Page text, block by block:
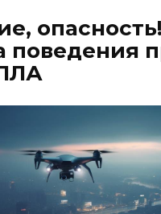
опасность!
поведения